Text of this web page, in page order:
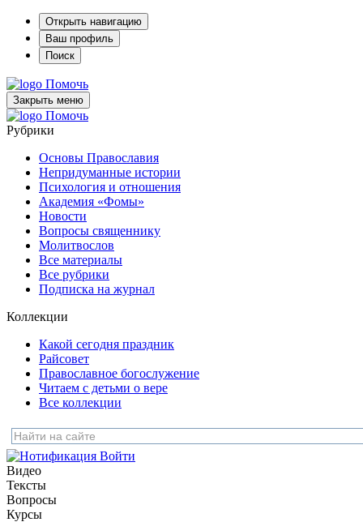
Открыть навигацию
Ваш профиль
Поиск
Помочь
Закрыть меню
Помочь
Рубрики
Основы Православия
Непридуманные истории
Психология и отношения
Академия «Фомы»
Новости
Вопросы священнику
Молитвослов
Все материалы
Все рубрики
Подписка на журнал
Коллекции
Какой сегодня праздник
Райсовет
Православное богослужение
Читаем с детьми о вере
Все коллекции
Войти
Видео
Тексты
Вопросы
Курсы